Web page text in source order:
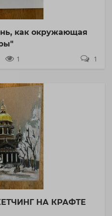
как окружающая
1 1
НА КРАФТЕ